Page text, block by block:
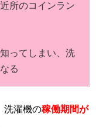
所のコインラン
ってしまい、洗
る
洗濯機の稼働期間が